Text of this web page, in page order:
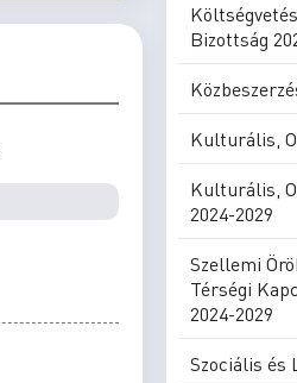
Bizottság
Kulturális,
Kulturális,
2024-2029
Szellemi
Térségi
2024-2029
Szociális és